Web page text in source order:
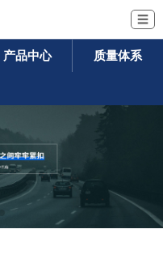
☰
产品中心 质量体系